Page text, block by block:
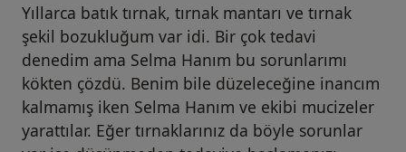
Yıllarca batık tırnak, tırnak mantarı ve tırnak
şekil bozukluğum var idi. Bir çok tedavi
denedim ama Selma Hanım bu sorunlarımı
kökten çözdü. Benim bile düzeleceğine inancım
kalmamış iken Selma Hanım ve ekibi mucizeler
yarattılar. Eğer tırnaklarınız da böyle sorunlar